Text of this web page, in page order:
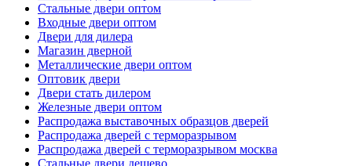
Стальные двери оптом
Входные двери оптом
Двери для дилера
Магазин дверной
Металлические двери оптом
Оптовик двери
Двери стать дилером
Железные двери оптом
Распродажа выставочных образцов дверей
Распродажа дверей с терморазрывом
Распродажа дверей с терморазрывом москва